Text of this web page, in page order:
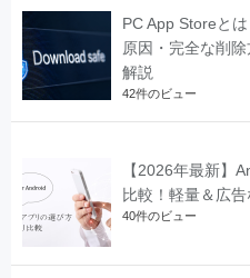
PC App Storeと
原因・完全な削
解説
42件のビュー
【2026年最新】
比較！軽量＆広
40件のビュー